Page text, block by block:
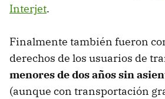
Interjet.
Finalmente también fueron
derechos de los usuarios de
menores de dos años sin
(aunque con transportación